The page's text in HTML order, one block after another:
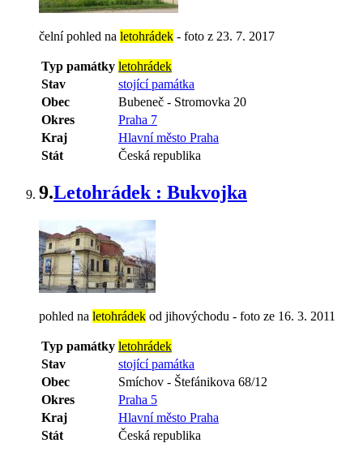
čelní pohled na letohrádek - foto z 23. 7. 2017
Typ památky letohrádek
Stav
stojící památka
Obec
Bubeneč - Stromovka 20
Okres
Praha 7
Kraj
Hlavní město Praha
Stát
Česká republika
9.Letohrádek : Bukvojka
pohled na letohrádek od jihovýchodu - foto ze 16. 3. 2011
Typ památky letohrádek
Stav
stojící památka
Obec
Smíchov - Štefánikova 68/12
Okres
Praha 5
Kraj
Hlavní město Praha
Stát
Česká republika